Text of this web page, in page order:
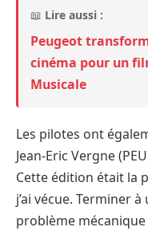
📖 Lire aussi :
Peugeot
cinéma pour un
Musicale
Les pilotes ont
Jean-Eric Vergne
Cette édition était la
j’ai vécue. Terminer
problème